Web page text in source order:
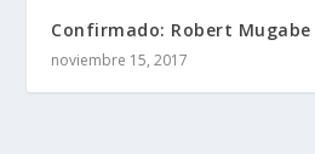
Confirmado: Robert
noviembre 15, 2017